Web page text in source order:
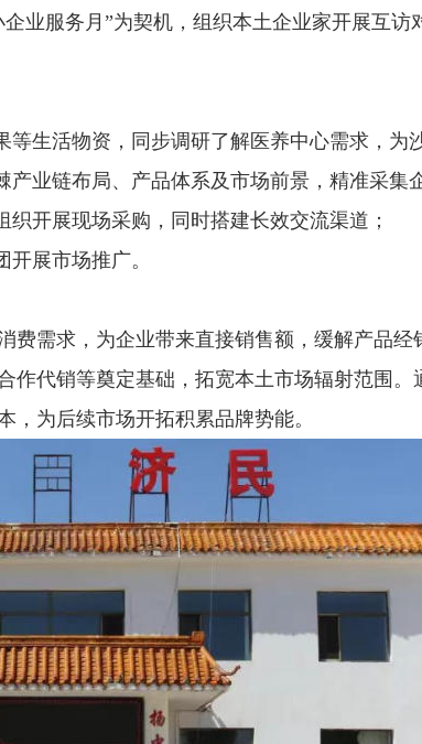
业服务月”为契机，组织本土企业家开展互
生活物资，同步调研了解医养中心需求，为
业链布局、产品体系及市场前景，精准采集
开展现场采购，同时搭建长效交流渠道；
展市场推广。
需求，为企业带来直接销售额，缓解产品
代销等奠定基础，拓宽本土市场辐射范围
为后续市场开拓积累品牌势能。